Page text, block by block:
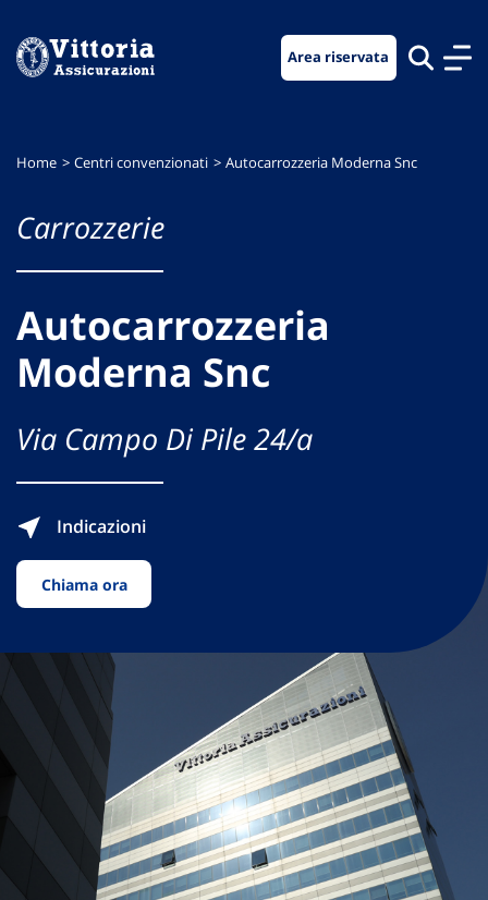
menu
contenuto
footer
Area riservata
Home Centri convenzionati Autocarrozzeria Moderna Snc
Carrozzerie
Autocarrozzeria
Moderna Snc
Via Campo Di Pile 24/a
Indicazioni
Chiama ora